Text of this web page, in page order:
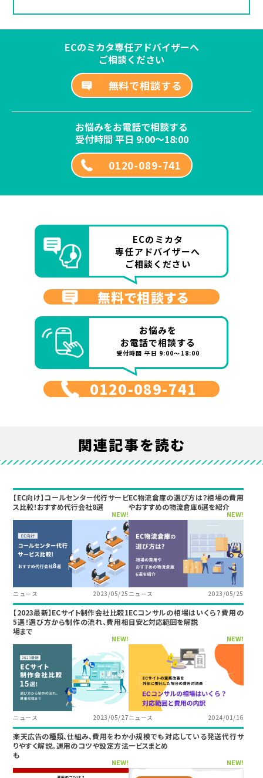
ECのミカタ専任アドバイザーへ
ご相談ください
無料で相談する
お悩みをお電話で相談する
受付時間 平日 9:00～18:00
0120-089-741
ECのミカタ
専任アドバイザーへ
ご相談ください
無料で相談する
お悩みを
お電話で相談する
受付時間 平日 9:00～18:00
0120-089-741
関連記事を読む
【EC向け】コールセンター代行サービ
ス比較！おすすめ代行会社8選
NEW!
ニュース 2023/05/25
EC物流倉庫の選び方は？相場の費用
やおすすめの物流倉庫6選を紹介
NEW!
ニュース 2023/05/25
【2023最新】ECサイト制作会社比較1
5選！選び方から制作の流れ、費用相
場まで
NEW!
ニュース 2023/05/27
ECコンサルの相場はいくら？費用の
目安と対応範囲を解説
NEW!
ニュース 2024/01/16
楽天広告の種類、仕組み、費用をわか
りやすく解説。運用のコツや設定方法
も
NEW!
小規模でも対応している発送代行サ
ービスまとめ
NEW!